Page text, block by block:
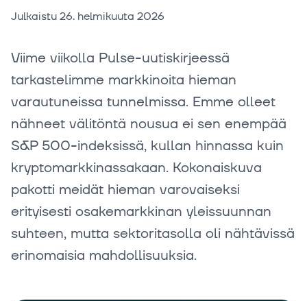
Julkaistu26. helmikuuta 2026
Viime viikolla Pulse-uutiskirjeessä
tarkastelimme markkinoita hieman
varautuneissa tunnelmissa. Emme olleet
nähneet välitöntä nousua ei sen enempää
S&P 500-indeksissä, kullan hinnassa kuin
kryptomarkkinassakaan. Kokonaiskuva
pakotti meidät hieman varovaiseksi
erityisesti osakemarkkinan yleissuunnan
suhteen, mutta sektoritasolla oli nähtävissä
erinomaisia mahdollisuuksia.